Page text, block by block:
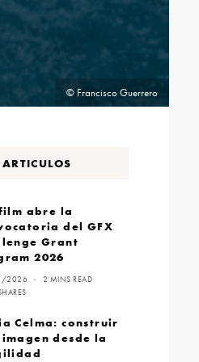
© Francisco Guerrero
abre la
del GFX
Grant
2026
2026
2 MINS READ
Celma: construir
desde la